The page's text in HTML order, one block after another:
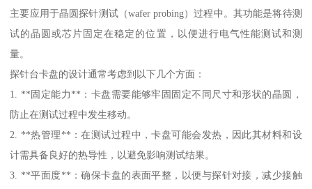
主要应用于晶圆探针测试（wafer probing）过程中。其功能是将待测
试的晶圆或芯片固定在稳定的位置，以便进行电气性能测试和测
量。
探针台卡盘的设计通常考虑到以下几个方面：
1. **固定能力**：卡盘需要能够牢固固定不同尺寸和形状的晶圆，
防止在测试过程中发生移动。
2. **热管理**：在测试过程中，卡盘可能会发热，因此其材料和设
计需具备良好的热导性，以避免影响测试结果。
3. **平面度**：确保卡盘的表面平整，以便与探针对接，减少接触